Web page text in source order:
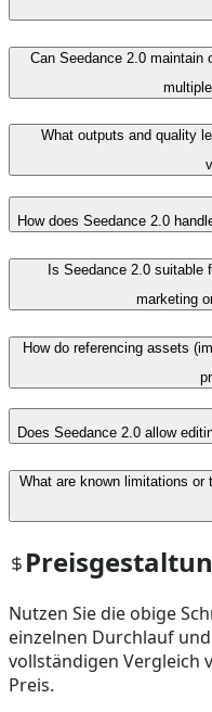
Can Seedance 2.0
What outputs and quality
How does Seedance 2.0
Is Seedance 2.0
marketing
How do referencing assets
Does Seedance 2.0 allow
What are known limitations or
Nutzen Sie die obige
einzelnen Durchlauf
vollständigen Vergleich
Preis.